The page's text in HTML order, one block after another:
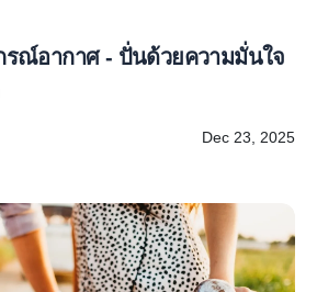
รณ์อากาศ - ปั่นด้วยความมั่นใจ
Dec 23, 2025